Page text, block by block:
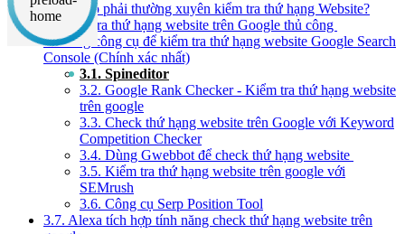
1. Tại sao phải thường xuyên kiểm tra thứ hạng Website?
2. Kiểm tra thứ hạng website trên Google thủ công
3. Dùng công cụ để kiểm tra thứ hạng website Google Search
Console (Chính xác nhất)
3.1. Spineditor
3.2. Google Rank Checker - Kiểm tra thứ hạng website
trên google
3.3. Check thứ hạng website trên Google với Keyword
Competition Checker
3.4. Dùng Gwebbot để check thứ hạng website
3.5. Kiểm tra thứ hạng website trên google với
SEMrush
3.6. Công cụ Serp Position Tool
3.7. Alexa tích hợp tính năng check thứ hạng website trên